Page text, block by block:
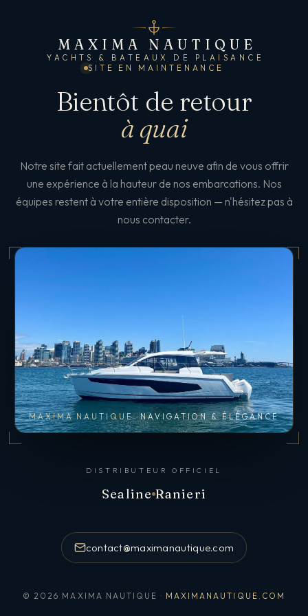
MAXIMA NAUTIQUE
YACHTS & BATEAUX DE PLAISANCE
SITE EN MAINTENANCE
Bientôt de retour
à quai
Notre site fait actuellement peau neuve afin de vous offrir
une expérience à la hauteur de nos embarcations. Nos
équipes restent à votre entière disposition — n'hésitez pas à
nous contacter.
MAXIMA NAUTIQUE NAVIGATION & ÉLÉGANCE
DISTRIBUTEUR OFFICIEL
Sealine Ranieri
contact@maximanautique.com
© 2026 MAXIMA NAUTIQUE · MAXIMANAUTIQUE.COM